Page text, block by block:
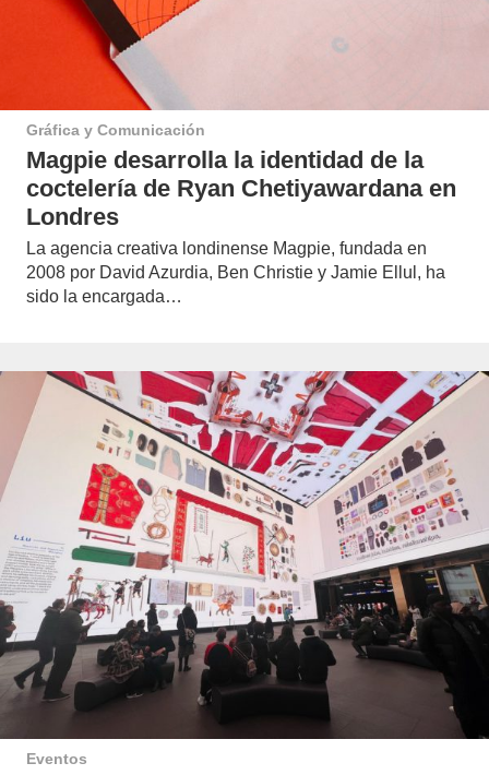
Gráfica y Comunicación
Magpie desarrolla la identidad de la
coctelería de Ryan Chetiyawardana en
Londres
La agencia creativa londinense Magpie, fundada en
2008 por David Azurdia, Ben Christie y Jamie Ellul, ha
sido la encargada…
Eventos